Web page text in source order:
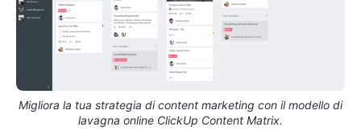
Migliora la tua strategia di content marketing con il modello di
lavagna online ClickUp Content Matrix.